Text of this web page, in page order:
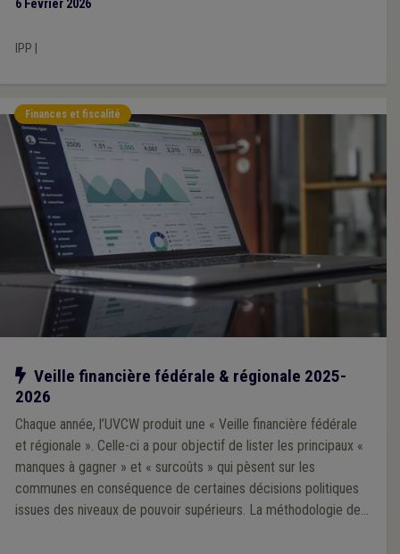
6 Février 2026
IPP
Finances et fiscalité
Notre action
Veille financière fédérale & régionale 2025-
2026
Chaque année, l’UVCW produit une « Veille financière fédérale
et régionale ». Celle-ci a pour objectif de lister les principaux «
manques à gagner » et « surcoûts » qui pèsent sur les
communes en conséquence de certaines décisions politiques
issues des niveaux de pouvoir supérieurs. La méthodologie de